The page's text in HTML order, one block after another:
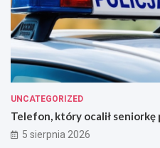
UNCATEGORIZED
Telefon, który ocalił seniorkę
5 sierpnia 2026